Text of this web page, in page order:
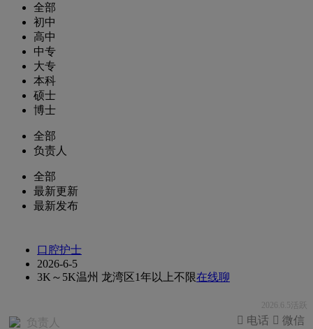
全部
初中
高中
中专
大专
本科
硕士
博士
全部
负责人
全部
最新更新
最新发布
口腔护士
2026-6-5
3K～5K温州 龙湾区1年以上不限在线聊
2026.6.5活跃
负责人  微信
 电话